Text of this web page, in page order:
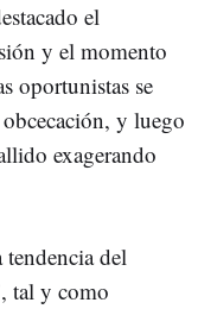
el
y el momento
oportunistas se
y luego
exagerando
del
tal y como